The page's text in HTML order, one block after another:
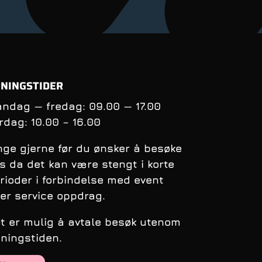
— fredag: 09.00 — 17.00
10.00 – 16.00
gjerne før du ønsker å besøke
da det kan være stengt i korte
i forbindelse med event
service oppdrag.
er mulig å avtale besøk utenom